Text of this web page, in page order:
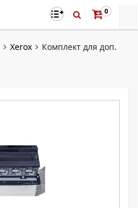
0
Xerox
Комплект для доп.